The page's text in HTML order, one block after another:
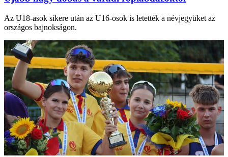
Az U18-asok sikere után az U16-osok is letették a névjegyüket az
országos bajnokságon.